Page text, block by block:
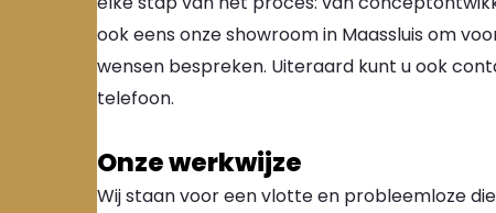
ook eens onze showroom in Maassluis om
wensen bespreken. Uiteraard kunt u ook
telefoon.
Onze werkwijze
Wij staan voor een vlotte en probleemloze